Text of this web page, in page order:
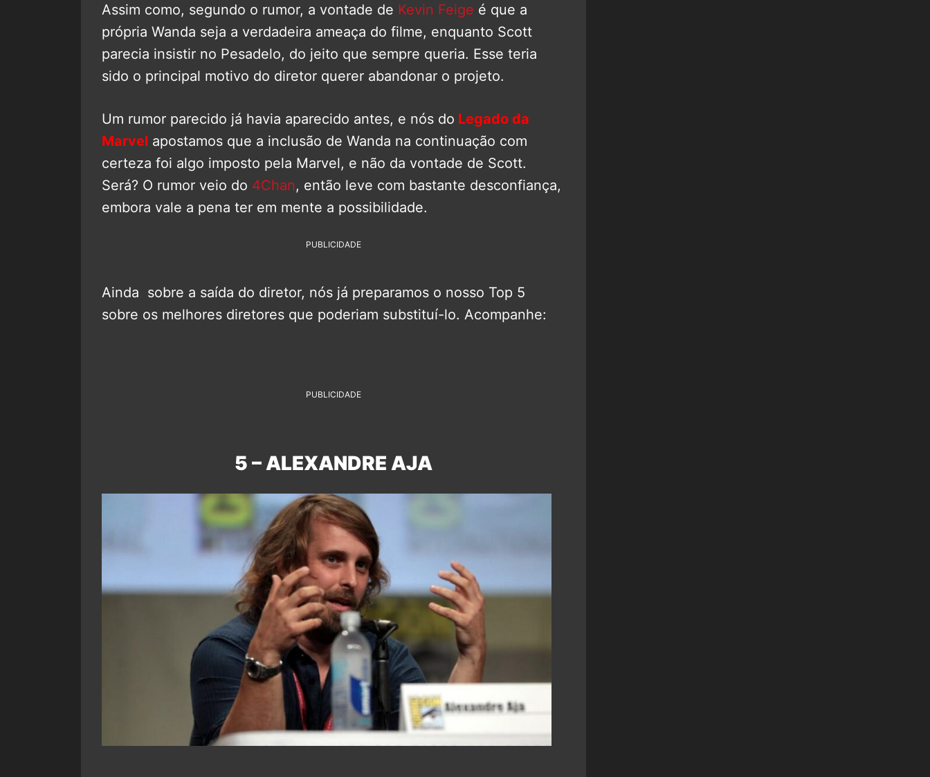
Assim como, segundo o rumor, a vontade de Kevin Feige é que a
própria Wanda seja a verdadeira ameaça do filme, enquanto Scott
parecia insistir no Pesadelo, do jeito que sempre queria. Esse teria
sido o principal motivo do diretor querer abandonar o projeto.
Um rumor parecido já havia aparecido antes, e nós do Legado da
Marvel apostamos que a inclusão de Wanda na continuação com
certeza foi algo imposto pela Marvel, e não da vontade de Scott.
Será? O rumor veio do 4Chan, então leve com bastante desconfiança,
embora vale a pena ter em mente a possibilidade.
PUBLICIDADE
Ainda sobre a saída do diretor, nós já preparamos o nosso Top 5
sobre os melhores diretores que poderiam substituí-lo. Acompanhe:
PUBLICIDADE
5 – ALEXANDRE AJA